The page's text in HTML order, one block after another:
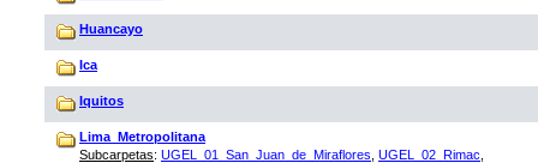
Huancayo
Ica
Iquitos
Lima_Metropolitana
Subcarpetas: UGEL_01_San_Juan_de_Miraflores UGEL_02_Rimac